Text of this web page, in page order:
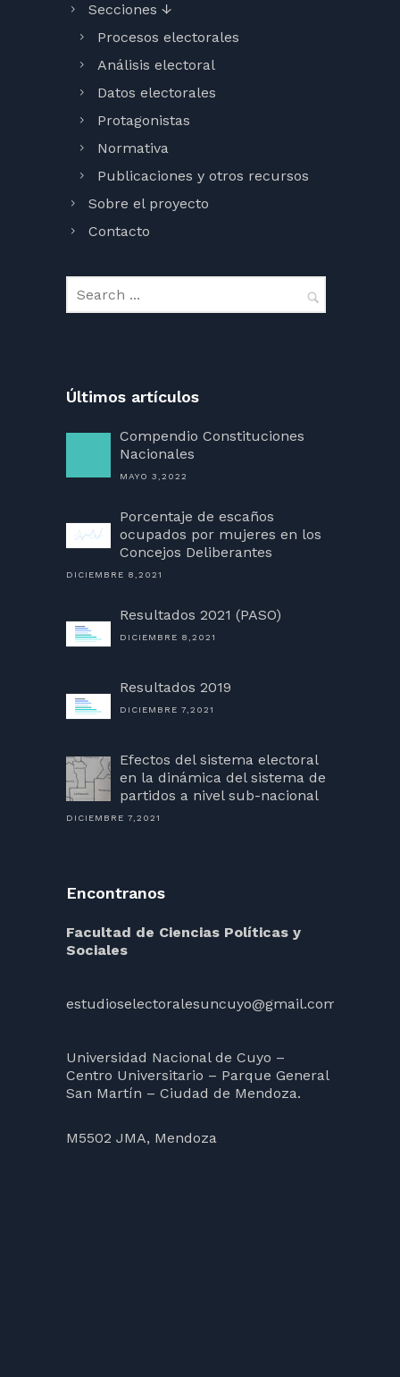
Secciones ↓
Procesos electorales
Análisis electoral
Datos electorales
Protagonistas
Normativa
Publicaciones y otros recursos
Sobre el proyecto
Contacto
Últimos artículos
Compendio Constituciones
Nacionales
MAYO 3,2022
Porcentaje de escaños
ocupados por mujeres en los
Concejos Deliberantes
DICIEMBRE 8,2021
Resultados 2021 (PASO)
DICIEMBRE 8,2021
Resultados 2019
DICIEMBRE 7,2021
Efectos del sistema electoral
en la dinámica del sistema de
partidos a nivel sub-nacional
DICIEMBRE 7,2021
Encontranos
Facultad de Ciencias Políticas y
Sociales
estudioselectoralesuncuyo@gmail.com
Universidad Nacional de Cuyo –
Centro Universitario – Parque General
San Martín – Ciudad de Mendoza.
M5502 JMA, Mendoza